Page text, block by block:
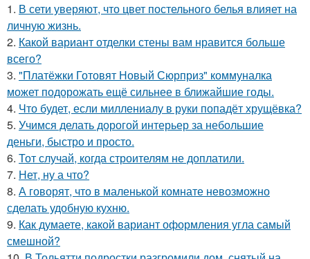
1. В сети уверяют, что цвет постельного белья влияет на
личную жизнь.
2. Какой вариант отделки стены вам нравится больше
всего?
3. "Платёжки Готовят Новый Сюрприз" коммуналка
может подорожать ещё сильнее в ближайшие годы.
4. Что будет, если миллениалу в руки попадёт хрущёвка?
5. Учимся делать дорогой интерьер за небольшие
деньги, быстро и просто.
6. Тот случай, когда строителям не доплатили.
7. Нет, ну а что?
8. А говорят, что в маленькой комнате невозможно
сделать удобную кухню.
9. Как думаете, какой вариант оформления угла самый
смешной?